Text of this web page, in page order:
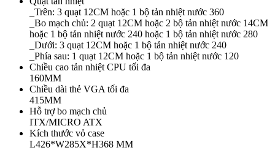
_Trên: 3 quạt 12CM hoặc 1 bộ tản nhiệt nước 360
_Bo mạch chủ: 2 quạt 12CM hoặc 2 bộ tản nhiệt nước 14CM
hoặc 1 bộ tản nhiệt nước 240 hoặc 1 bộ tản nhiệt nước 280
_Dưới: 3 quạt 12CM hoặc 1 bộ tản nhiệt nước 240
_Phía sau: 1 quạt 12CM hoặc 1 bộ tản nhiệt nước 120
Chiều cao tản nhiệt CPU tối đa
160MM
Chiều dài thẻ VGA tối đa
415MM
Hỗ trợ bo mạch chủ
ITX/MICRO ATX
Kích thước vỏ case
L426*W285X*H368 MM